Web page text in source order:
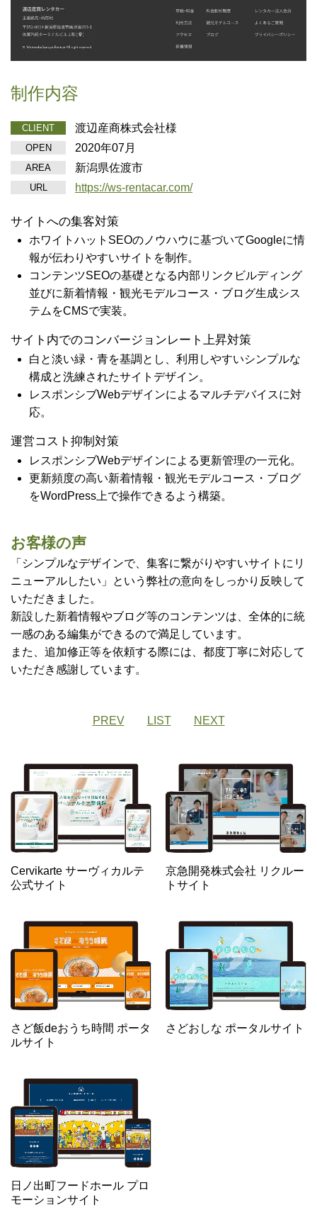
制作内容
CLIENT 渡辺産商株式会社様
OPEN 2020年07月
AREA 新潟県佐渡市
URL https://ws-rentacar.com/
サイトへの集客対策
ホワイトハットSEOのノウハウに基づいてGoogleに情
報が伝わりやすいサイトを制作。
コンテンツSEOの基礎となる内部リンクビルディング
並びに新着情報・観光モデルコース・ブログ生成シス
テムをCMSで実装。
サイト内でのコンバージョンレート上昇対策
白と淡い緑・青を基調とし、利用しやすいシンプルな
構成と洗練されたサイトデザイン。
レスポンシブWebデザインによるマルチデバイスに対
応。
運営コスト抑制対策
レスポンシブWebデザインによる更新管理の一元化。
更新頻度の高い新着情報・観光モデルコース・ブログ
をWordPress上で操作できるよう構築。
お客様の声
「シンプルなデザインで、集客に繋がりやすいサイトにリ
ニューアルしたい」という弊社の意向をしっかり反映して
いただきました。
新設した新着情報やブログ等のコンテンツは、全体的に統
一感のある編集ができるので満足しています。
また、追加修正等を依頼する際には、都度丁寧に対応して
いただき感謝しています。
PREV LIST NEXT
Cervikarte サーヴィカルテ
公式サイト
京急開発株式会社 リクルー
トサイト
さど飯deおうち時間 ポータ
ルサイト
さどおしな ポータルサイト
日ノ出町フードホール プロ
モーションサイト